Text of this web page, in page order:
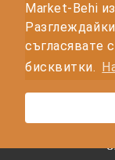
Market-Behi
съгласявате
бисквитки.
Нашият